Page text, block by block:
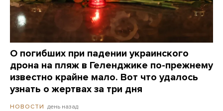
О погибших при падении украинского
дрона на пляж в Геленджике по-прежнему
известно крайне мало. Вот что удалось
узнать о жертвах за три дня
НОВОСТИ день назад